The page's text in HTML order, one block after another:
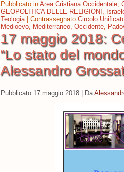
Pubblicato in Area Cristiana Occidentale,
GEOPOLITICA DELLE RELIGIONI ,
Teologia| Contrassegnato Circolo
Medioevo, Mediterraneo, Occidente,
17 maggio 2018:
“Lo stato del
Alessandro
Pubblicato 17 maggio 2018 Da